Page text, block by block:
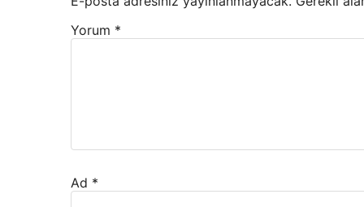
Yorum *
Ad *